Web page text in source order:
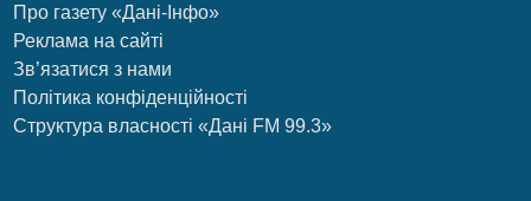
Про газету «Дані-Інфо»
Реклама на сайті
Зв’язатися з нами
Політика конфіденційності
Структура власності «Дані FM 99.3»